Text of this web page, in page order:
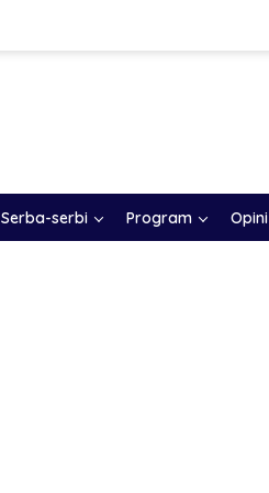
Serba-serbi Program Opini